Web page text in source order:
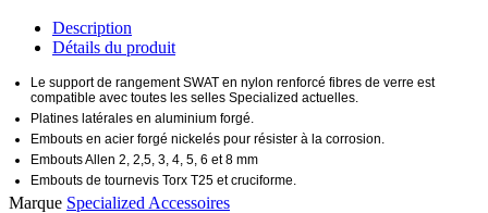
Description
Détails du produit
Le support de rangement SWAT en nylon renforcé fibres de verre est
compatible avec toutes les selles Specialized actuelles.
Platines latérales en aluminium forgé.
Embouts en acier forgé nickelés pour résister à la corrosion.
Embouts Allen 2, 2,5, 3, 4, 5, 6 et 8 mm
Embouts de tournevis Torx T25 et cruciforme.
Marque Specialized Accessoires